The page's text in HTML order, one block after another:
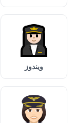
ويندوز